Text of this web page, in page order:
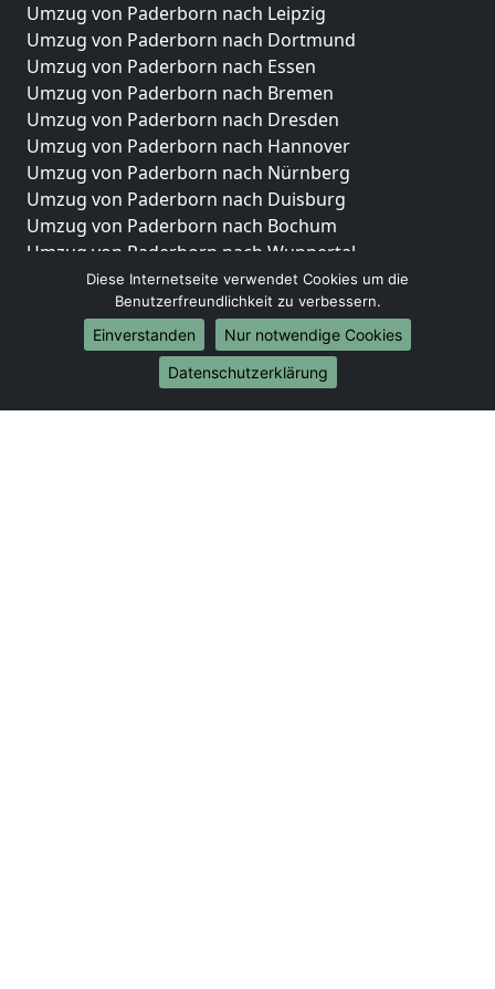
Umzug von Paderborn nach Leipzig
Umzug von Paderborn nach Dortmund
Umzug von Paderborn nach Essen
Umzug von Paderborn nach Bremen
Umzug von Paderborn nach Dresden
Umzug von Paderborn nach Hannover
Umzug von Paderborn nach Nürnberg
Umzug von Paderborn nach Duisburg
Umzug von Paderborn nach Bochum
Umzug von Paderborn nach Wuppertal
Umzug von Paderborn nach Bielefeld
Umzug von Paderborn nach Bonn
Umzug von Paderborn nach Münster
Internationale-Umzüge
Umzug von Paderborn nach Brasilien
Diese Internetseite verwendet Cookies um die
Benutzerfreundlichkeit zu verbessern.
Einverstanden
Nur notwendige Cookies
Datenschutzerklärung